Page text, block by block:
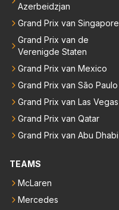
Azerbeidzjan
Grand Prix van Singapore
Grand Prix van de
Verenigde Staten
Grand Prix van Mexico
Grand Prix van São Paulo
Grand Prix van Las Vegas
Grand Prix van Qatar
Grand Prix van Abu Dhabi
TEAMS
McLaren
Mercedes